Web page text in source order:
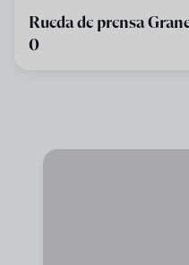
Rueda de prensa
0